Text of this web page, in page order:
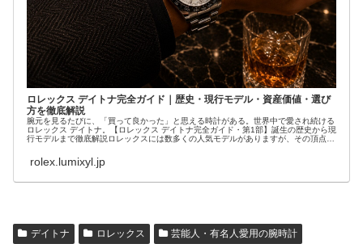
ロレックス デイトナ完全ガイド｜歴史・現行モデル・資産価値・選び
方を徹底解説
腕元を見るたびに、「買って良かった」と思える時計がある。世界中で愛され続ける
ロレックス デイトナ。【ロレックス デイトナ完全ガイド・第1部】誕生の歴史から現
行モデルまで徹底解説ロレックスには数多くの人気モデルがありますが、その頂点に
rolex.lumixyl.jp
デイトナ ロレックス 芸能人・有名人愛用の腕時計